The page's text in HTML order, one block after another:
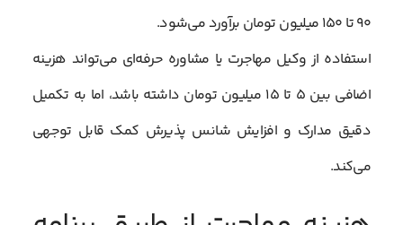
۹۰ تا ۱۵۰ میلیون تومان برآورد می‌شود.
استفاده از وکیل مهاجرت یا مشاوره حرفه‌ای می‌تواند هزینه
اضافی بین ۵ تا ۱۵ میلیون تومان داشته باشد، اما به تکمیل
دقیق مدارک و افزایش شانس پذیرش کمک قابل توجهی
می‌کند.